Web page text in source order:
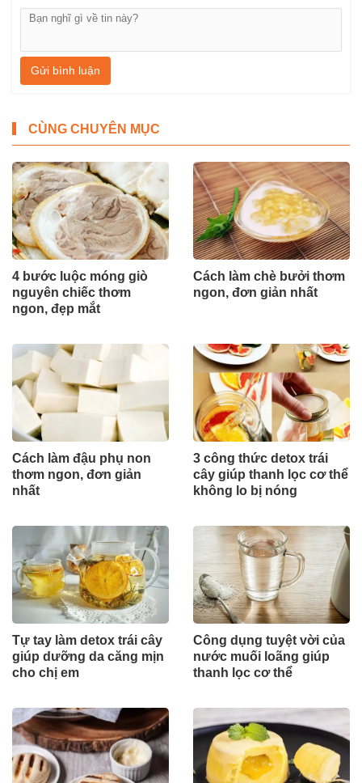
Gửi bình luận
CÙNG CHUYÊN MỤC
4 bước luộc móng giò
nguyên chiếc thơm
ngon, đẹp mắt
Cách làm chè bưởi thơm
ngon, đơn giản nhất
Cách làm đậu phụ non
thơm ngon, đơn giản
nhất
3 công thức detox trái
cây giúp thanh lọc cơ thể
không lo bị nóng
Tự tay làm detox trái cây
giúp dưỡng da căng mịn
cho chị em
Công dụng tuyệt vời của
nước muối loãng giúp
thanh lọc cơ thể